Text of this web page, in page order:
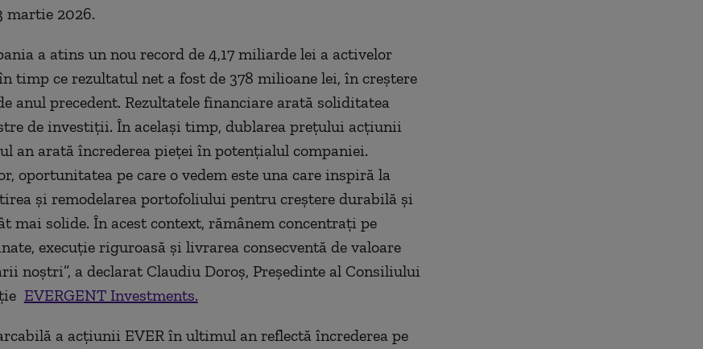
martie 2026.
a atins un nou record de 4,17 miliarde lei a activelor
timp ce rezultatul net a fost de 378 milioane lei, în creștere
anul precedent. Rezultatele financiare arată soliditatea
de investiții. În același timp, dublarea prețului acțiunii
an arată încrederea pieței în potențialul companiei.
oportunitatea pe care o vedem este una care inspiră la
și remodelarea portofoliului pentru creștere durabilă și
mai solide. În acest context, rămânem concentrați pe
execuție riguroasă și livrarea consecventă de valoare
noștri”, a declarat Claudiu Doroș, Președinte al Consiliului
EVERGENT Investments.
a acțiunii EVER în ultimul an reflectă încrederea pe